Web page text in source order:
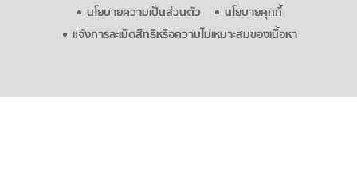
นโยบายความเป็นส่วนตัว
นโยบายคุกกี้
แจ้งการละเมิดสิทธิหรือความไม่เหมาะสมของเนื้อหา